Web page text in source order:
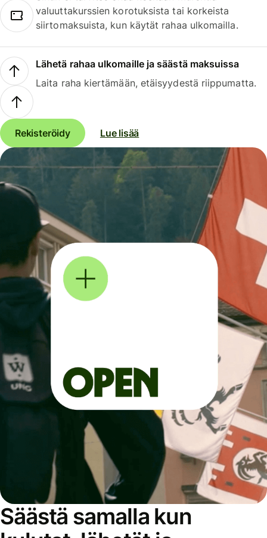
valuuttakurssien korotuksista tai korkeista
siirtomaksuista, kun käytät rahaa ulkomailla.
Lähetä rahaa ulkomaille ja säästä maksuissa
Laita raha kiertämään, etäisyydestä riippumatta.
Rekisteröidy Lue lisää
Säästä samalla kun